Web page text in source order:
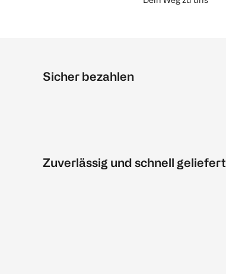
Sicher bezahlen
Zuverlässig und schnell geliefert